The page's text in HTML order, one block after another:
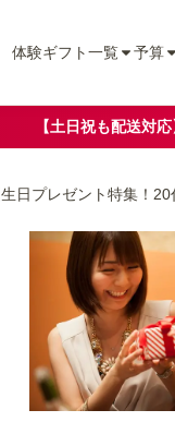
体験ギフト一覧 予算
【土日祝も配送対
日プレゼント特集！